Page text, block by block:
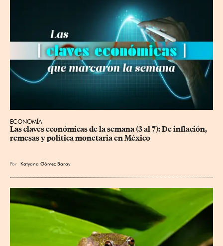
ECONOMÍA
Las claves económicas de la semana (3 al 7): De inflación,
remesas y política monetaria en México
Por Katyana Gómez Baray